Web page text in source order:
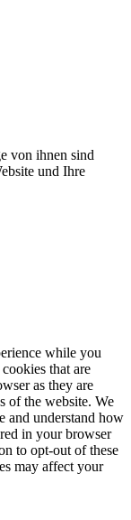
von ihnen sind
und Ihre
while you
that are
as they are
of the website. We
and understand how
in your browser
to opt-out of these
may affect your